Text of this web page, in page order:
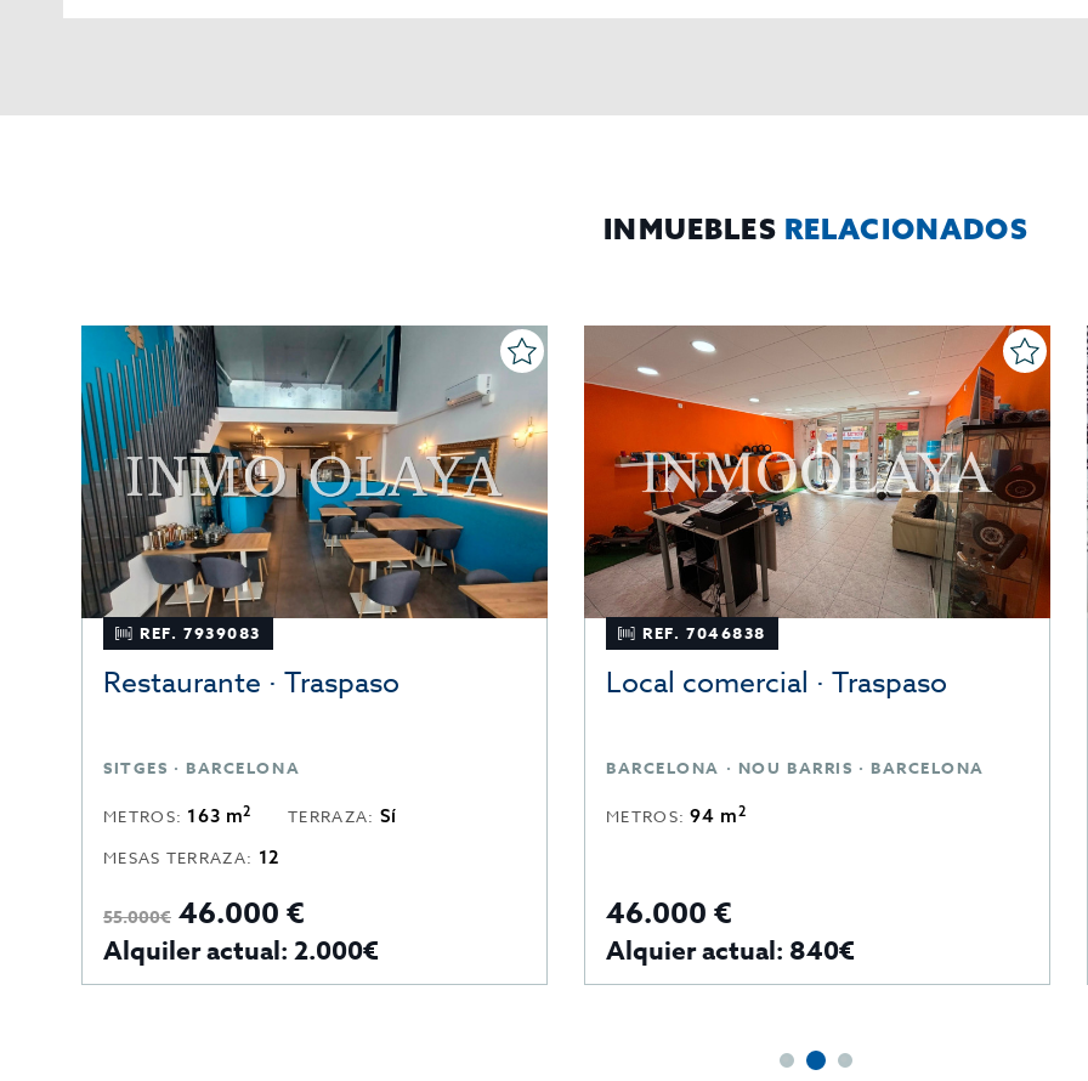
INMUEBLES RELACIONADOS
REF. 7939083
Restaurante · Traspaso
SITGES · BARCELONA
METROS: 163 m2 TERRAZA: Sí
MESAS TERRAZA: 12
55.000€ 46.000 €
Alquiler actual: 2.000€
REF. 7046838
Local comercial · Traspaso
BARCELONA · NOU BARRIS · BARCELONA
METROS:94 m2
46.000 €
Alquier actual: 840€